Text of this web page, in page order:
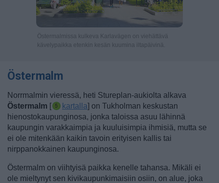
Östermalmissa kulkeva Karlavägen on viehättävä
kävelypaikka etenkin kesän kuumina iltapäivinä.
Östermalm
Norrmalmin vieressä, heti Stureplan-aukiolta alkava
Östermalm [ kartalla] on Tukholman keskustan
hienostokaupunginosa, jonka taloissa asuu lähinnä
kaupungin varakkaimpia ja kuuluisimpia ihmisiä, mutta se
ei ole mitenkään kaikin tavoin erityisen kallis tai
nirppanokkainen kaupunginosa.
Östermalm on viihtyisä paikka kenelle tahansa. Mikäli ei
ole mieltynyt sen kivikaupunkimaisiin osiin, on alue, joka